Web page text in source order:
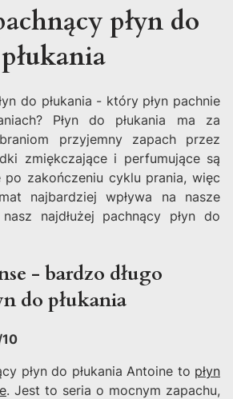
płyn do
płukania
do płukania - który płyn pachnie
Płyn do płukania ma za
przyjemny zapach przez
zmiękczające i perfumujące są
po zakończeniu cyklu prania, więc
najbardziej wpływa na nasze
najdłużej pachnący płyn do
- bardzo długo
do płukania
płyn do płukania Antoine to płyn
. Jest to seria o mocnym zapachu,